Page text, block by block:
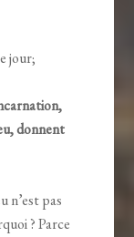
jour;
donnent
n’est pas
? Parce